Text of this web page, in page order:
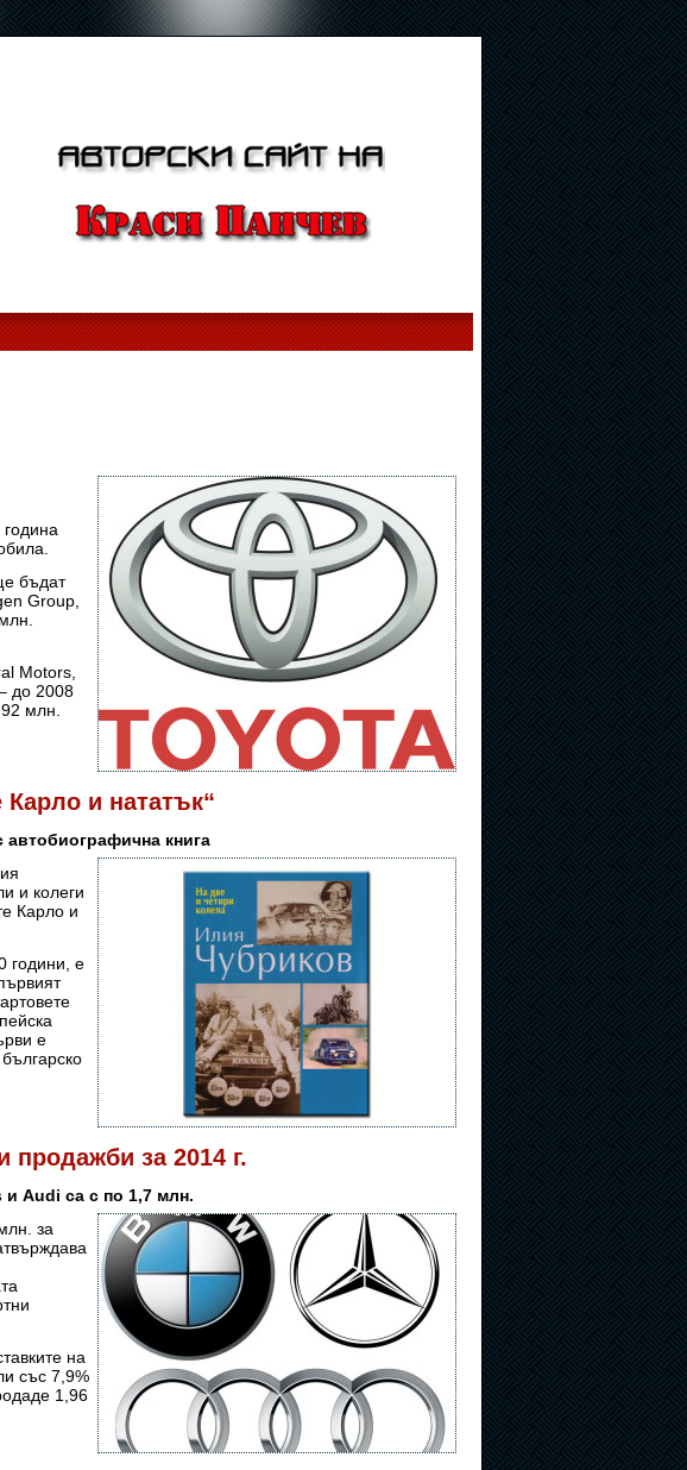
бъдат
Group,
Motors,
до 2008
млн.
и нататък“
книга
и колеги
Карло и
години, е
е
продажби за 2014 г.
и Audi са с по 1,7 млн.
за
на
със 7,9%
1,96